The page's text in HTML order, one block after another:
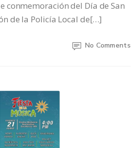
conmemoración del Día de San
de la Policía Local de[…]
No Comments